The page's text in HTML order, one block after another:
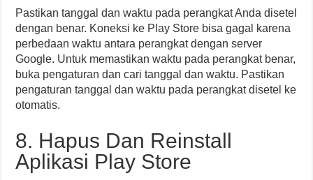
Pastikan tanggal dan waktu pada perangkat Anda disetel
dengan benar. Koneksi ke Play Store bisa gagal karena
perbedaan waktu antara perangkat dengan server
Google. Untuk memastikan waktu pada perangkat benar,
buka pengaturan dan cari tanggal dan waktu. Pastikan
pengaturan tanggal dan waktu pada perangkat disetel ke
otomatis.
8. Hapus Dan Reinstall
Aplikasi Play Store